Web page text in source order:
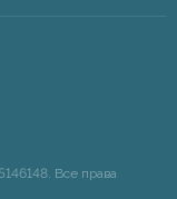
Все права